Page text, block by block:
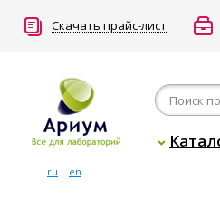
Скачать прайс-лист
ru en